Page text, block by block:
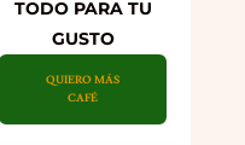
TODO PARA TU
GUSTO
QUIERO MÁS
CAFÉ